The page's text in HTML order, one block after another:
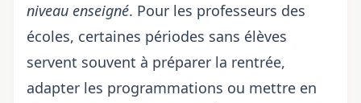
niveau enseigné. Pour les professeurs des
écoles, certaines périodes sans élèves
servent souvent à préparer la rentrée,
adapter les programmations ou mettre en